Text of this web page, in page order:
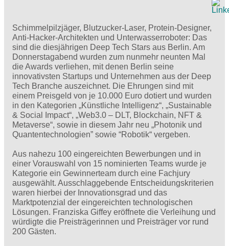
Schimmelpilzjäger, Blutzucker-Laser, Protein-Designer,
Anti-Hacker-Architekten und Unterwasserroboter: Das
sind die diesjährigen Deep Tech Stars aus Berlin. Am
Donnerstagabend wurden zum nunmehr neunten Mal
die Awards verliehen, mit denen Berlin seine
innovativsten Startups und Unternehmen aus der Deep
Tech Branche auszeichnet. Die Ehrungen sind mit
einem Preisgeld von je 10.000 Euro dotiert und wurden
in den Kategorien „Künstliche Intelligenz“, „Sustainable
& Social Impact“, „Web3.0 – DLT, Blockchain, NFT &
Metaverse“, sowie in diesem Jahr neu „Photonik und
Quantentechnologien” sowie “Robotik“ vergeben.
Aus nahezu 100 eingereichten Bewerbungen und in
einer Vorauswahl von 15 nominierten Teams wurde je
Kategorie ein Gewinnerteam durch eine Fachjury
ausgewählt. Ausschlaggebende Entscheidungskriterien
waren hierbei der Innovationsgrad und das
Marktpotenzial der eingereichten technologischen
Lösungen. Franziska Giffey eröffnete die Verleihung und
würdigte die Preisträgerinnen und Preisträger vor rund
200 Gästen.